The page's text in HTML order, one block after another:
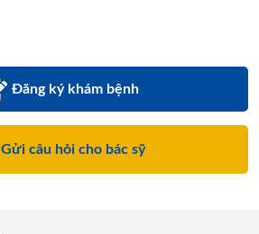
Đăng ký khám bệnh
Gửi câu hỏi cho bác sỹ